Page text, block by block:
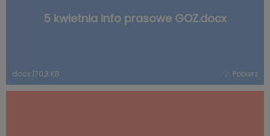
5 kwietnia info prasowe GOZ.docx
docx |70,3 KB Pobierz